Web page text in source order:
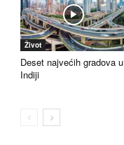
Život
Deset najvećih gradova u
Indiji